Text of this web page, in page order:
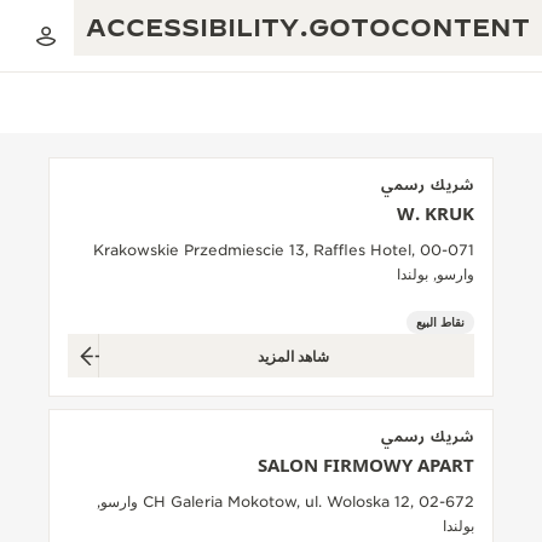
ACCESSIBILITY.GOTOCONTENT
ضمان JAEGER-LECOULTRE
ضمان بندولة ATMOS
مقهى REVERSO 1931
معرض THE PERPETUAL TIMEKEEPER
صانع الأحلام
حكايات REVERSO
التميز: أكثر من 190 عامًا
الإتقان: 235 حِرَفة متخصصة
شريك رسمي
W. KRUK
Krakowskie Przedmiescie 13, Raffles Hotel, 00-071
وارسو, بولندا
نقاط البيع
شاهد المزيد
شريك رسمي
SALON FIRMOWY APART
CH Galeria Mokotow, ul. Woloska 12, 02-672 وارسو,
بولندا